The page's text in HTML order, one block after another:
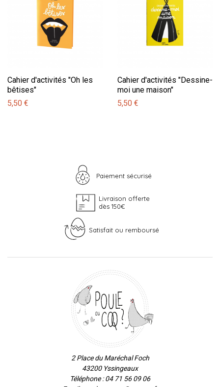
Cahier d'activités "Oh les
bêtises"
5,50 €
Cahier d'activités "Dessine-
moi une maison"
5,50 €
Paiement sécurisé
Livraison offerte
dès 150€
Satisfait ou remboursé
2 Place du Maréchal Foch
43200 Yssingeaux
Téléphone : 04 71 56 09 06